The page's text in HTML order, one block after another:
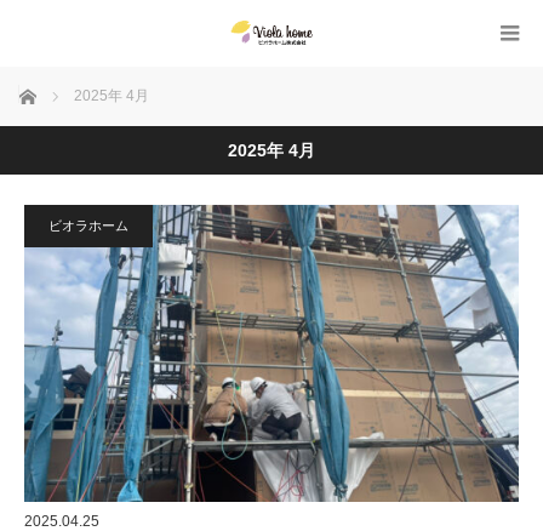
ホーム 2025年 4月
2025年 4月
ビオラホーム
2025.04.25